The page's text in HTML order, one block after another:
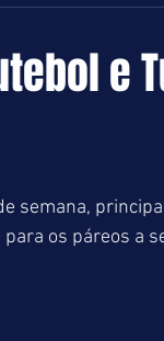
e
semana,
os páreos a